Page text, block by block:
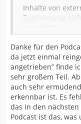
Inhalte von
Zustimmung
Durch die
damit
Drittplattformen
haben wir in
gestellt.
Die 2.Folge von
Danke für den
da jetzt einmal
angetrieben” finde
sehr großem Teil.
auch sehr
erkennbar ist. Es
das in den
Podcast ist das,